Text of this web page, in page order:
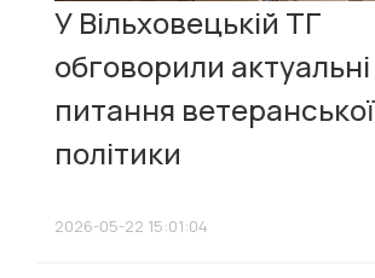
У Вільховецькій ТГ
обговорили актуальні
питання ветеранської
політики
2026-05-22 15:01:04